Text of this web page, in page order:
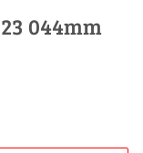
044mm